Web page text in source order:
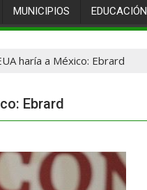
MUNICIPIOS EDUCACIÓN
haría a México: Ebrard
Ebrard